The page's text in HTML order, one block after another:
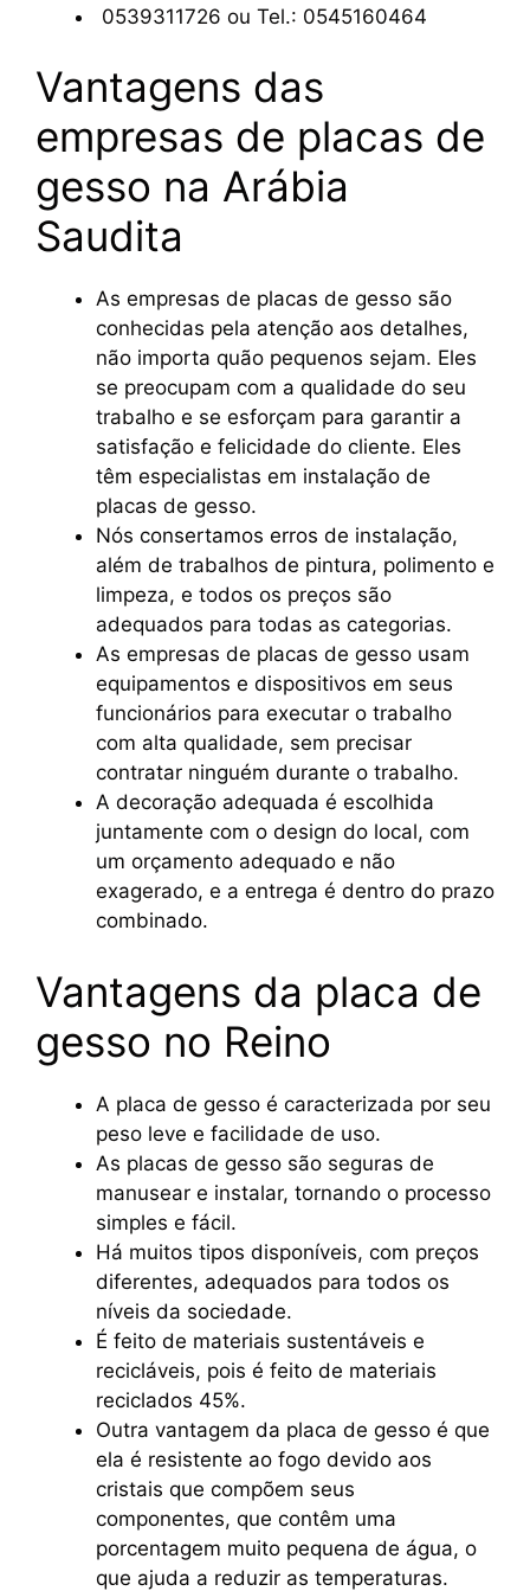
0539311726 ou Tel.: 0545160464
Vantagens das
empresas de placas de
gesso na Arábia
Saudita
As empresas de placas de gesso são
conhecidas pela atenção aos detalhes,
não importa quão pequenos sejam. Eles
se preocupam com a qualidade do seu
trabalho e se esforçam para garantir a
satisfação e felicidade do cliente. Eles
têm especialistas em instalação de
placas de gesso.
Nós consertamos erros de instalação,
além de trabalhos de pintura, polimento e
limpeza, e todos os preços são
adequados para todas as categorias.
As empresas de placas de gesso usam
equipamentos e dispositivos em seus
funcionários para executar o trabalho
com alta qualidade, sem precisar
contratar ninguém durante o trabalho.
A decoração adequada é escolhida
juntamente com o design do local, com
um orçamento adequado e não
exagerado, e a entrega é dentro do prazo
combinado.
Vantagens da placa de
gesso no Reino
A placa de gesso é caracterizada por seu
peso leve e facilidade de uso.
As placas de gesso são seguras de
manusear e instalar, tornando o processo
simples e fácil.
Há muitos tipos disponíveis, com preços
diferentes, adequados para todos os
níveis da sociedade.
É feito de materiais sustentáveis e
recicláveis, pois é feito de materiais
reciclados 45%.
Outra vantagem da placa de gesso é que
ela é resistente ao fogo devido aos
cristais que compõem seus
componentes, que contêm uma
porcentagem muito pequena de água, o
que ajuda a reduzir as temperaturas.